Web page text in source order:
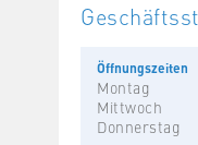
Öffnungszeiten
Montag
Mittwoch
Donnerstag